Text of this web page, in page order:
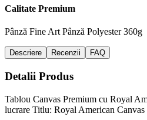
Calitate Premium
Pânză Fine Art Pânză Polyester 360g
Descriere Recenzii FAQ
Detalii Produs
Tablou Canvas Premium cu Royal
lucrare Titlu: Royal American